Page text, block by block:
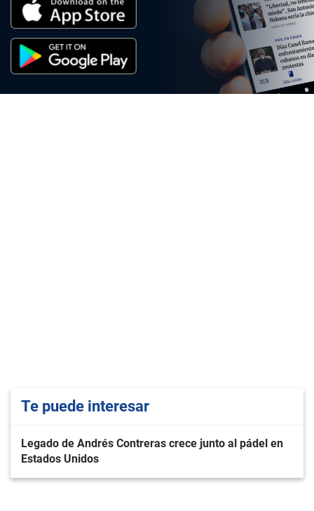
Te puede interesar
Legado de Andrés Contreras crece junto al pádel en
Estados Unidos